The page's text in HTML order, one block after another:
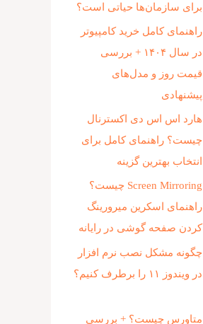
برای سازمان‌ها حیاتی است؟
راهنمای کامل خرید کامپیوتر
در سال ۱۴۰۴ + بررسی
قیمت روز و مدل‌های
پیشنهادی
هارد اس اس دی اکسترنال
چیست؟ راهنمای کامل برای
انتخاب بهترین گزینه
Screen Mirroring چیست؟
راهنمای اسکرین میرورینگ
کردن صفحه گوشی در رایانه
چگونه مشکل نصب نرم افزار
در ویندوز ۱۱ را برطرف کنیم؟
متاورس چیست؟ + بررسی